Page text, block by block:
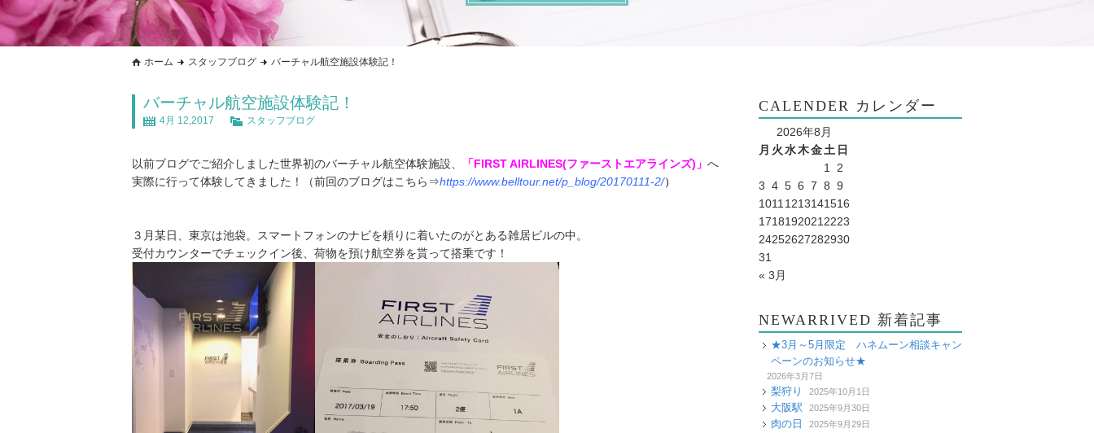
ホーム スタッフブログ バーチャル航空施設体験記！
バーチャル航空施設体験記！
4月 12,2017 スタッフブログ
以前ブログでご紹介しました世界初のバーチャル航空体験施設、 「FIRST AIRLINES(ファーストエアラインズ)」 へ
実際に行って体験してきました！（前回のブログはこちら⇒https://www.belltour.net/p_blog/20170111-2/）
３月某日、東京は池袋。スマートフォンのナビを頼りに着いたのがとある雑居ビルの中。
受付カウンターでチェックイン後、荷物を預け航空券を貰って搭乗です！
CALENDER カレンダー
2026年8月
月 火水木金土 日
1
2
3 4 5 6 7 8 9
1011 1213141516
1718192021 2223
24252627282930
31
« 3月
NEWARRIVED 新着記事
★3月～5月限定 ハネムーン相談キャン
ペーンのお知らせ★
2026年3月7日
梨狩り 2025年10月1日
大阪駅 2025年9月30日
肉の日 2025年9月29日